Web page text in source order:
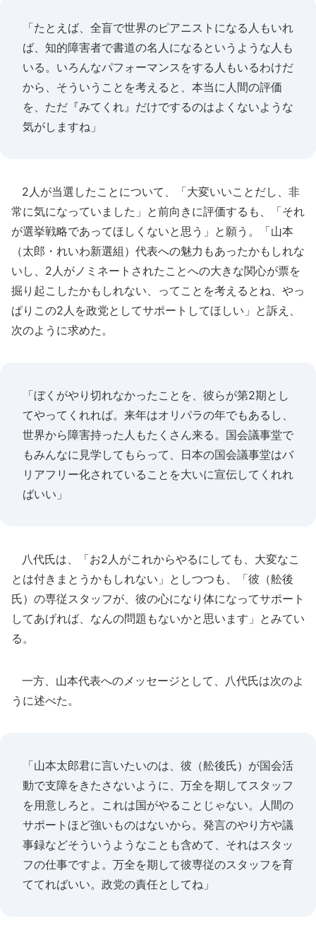
「たとえば、全盲で世界のピアニストになる人もいれ
ば、知的障害者で書道の名人になるというような人も
いる。いろんなパフォーマンスをする人もいるわけだ
から、そういうことを考えると、本当に人間の評価
を、ただ『みてくれ』だけでするのはよくないような
気がしますね」
2人が当選したことについて、「大変いいことだし、非
常に気になっていました」と前向きに評価するも、「それ
が選挙戦略であってほしくないと思う」と願う。「山本
（太郎・れいわ新選組）代表への魅力もあったかもしれな
いし、2人がノミネートされたことへの大きな関心が票を
掘り起こしたかもしれない、ってことを考えるとね、やっ
ぱりこの2人を政党としてサポートしてほしい」と訴え、
次のように求めた。
「ぼくがやり切れなかったことを、彼らが第2期とし
てやってくれれば。来年はオリパラの年でもあるし、
世界から障害持った人もたくさん来る。国会議事堂で
もみんなに見学してもらって、日本の国会議事堂はバ
リアフリー化されていることを大いに宣伝してくれれ
ばいい」
八代氏は、「お2人がこれからやるにしても、大変なこ
とは付きまとうかもしれない」としつつも、「彼（舩後
氏）の専従スタッフが、彼の心になり体になってサポート
してあげれば、なんの問題もないかと思います」とみてい
る。
一方、山本代表へのメッセージとして、八代氏は次のよ
うに述べた。
「山本太郎君に言いたいのは、彼（舩後氏）が国会活
動で支障をきたさないように、万全を期してスタッフ
を用意しろと。これは国がやることじゃない。人間の
サポートほど強いものはないから。発言のやり方や議
事録などそういうようなことも含めて、それはスタッ
フの仕事ですよ。万全を期して彼専従のスタッフを育
ててればいい。政党の責任としてね」